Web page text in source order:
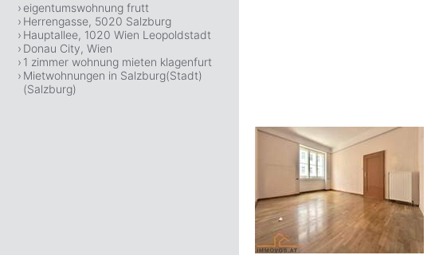
eigentumswohnung frutt
Herrengasse, 5020 Salzburg
Hauptallee, 1020 Wien Leopoldstadt
Donau City, Wien
1 zimmer wohnung mieten klagenfurt
Mietwohnungen in Salzburg(Stadt)
(Salzburg)